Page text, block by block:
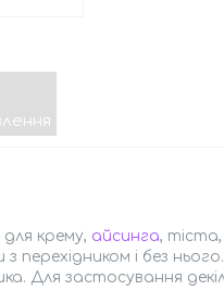
для крему, айсинга, тіста,
перехідником і без
Для застосування